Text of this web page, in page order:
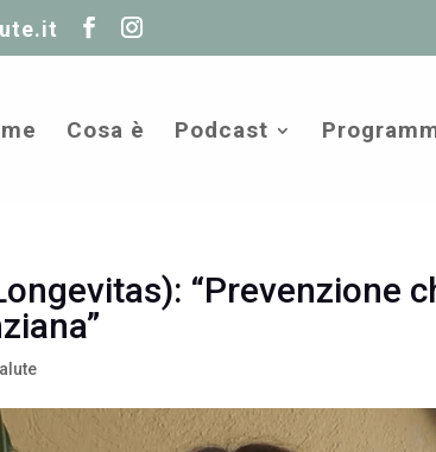
Cosa è Podcast
“Prevenzione